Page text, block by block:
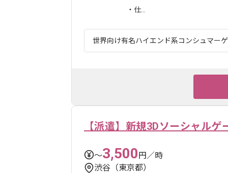
・仕...
世界向け有名ハイエンド系コンシュマー
【派遣】新規3Dソーシャル
〜3,500円／時
渋谷（東京都）